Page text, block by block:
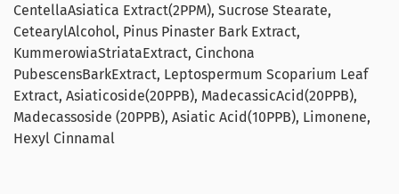
CentellaAsiatica Extract(2PPM), Sucrose Stearate,
CetearylAlcohol, Pinus Pinaster Bark Extract,
KummerowiaStriataExtract, Cinchona
PubescensBarkExtract, Leptospermum Scoparium Leaf
Extract, Asiaticoside(20PPB), MadecassicAcid(20PPB),
Madecassoside (20PPB), Asiatic Acid(10PPB), Limonene,
Hexyl Cinnamal